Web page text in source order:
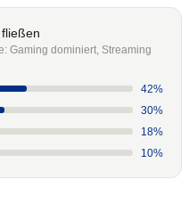
Gaming dominiert, Streaming
42%
30%
18%
10%